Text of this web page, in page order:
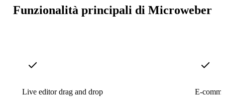
Funzionalità principali di Microweber
Live editor drag and drop E-